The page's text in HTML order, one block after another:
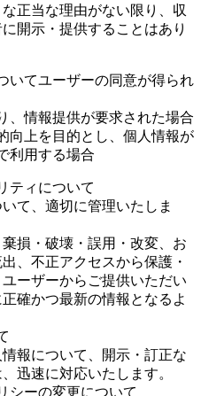
正当な理由がない限り、収
開示・提供することはあり
いてユーザーの同意が得られ
、情報提供が要求された場合
向上を目的とし、個人情報が
利用する場合
ティについて
て、適切に管理いたしま
損・破壊・誤用・改変、お
、不正アクセスから保護・
ーザーからご提供いただい
確かつ最新の情報となるよ
報について、開示・訂正な
迅速に対応いたします。
シーの変更について